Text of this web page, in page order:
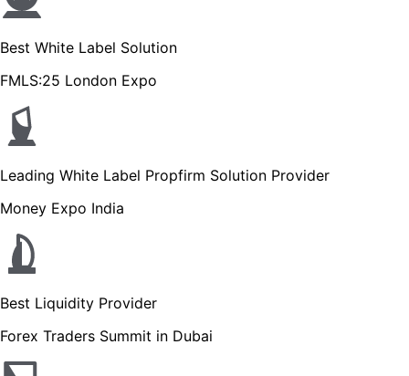
Best White Label Solution
FMLS:25 London Expo
Leading White Label Propfirm Solution Provider
Money Expo India
Best Liquidity Provider
Forex Traders Summit in Dubai